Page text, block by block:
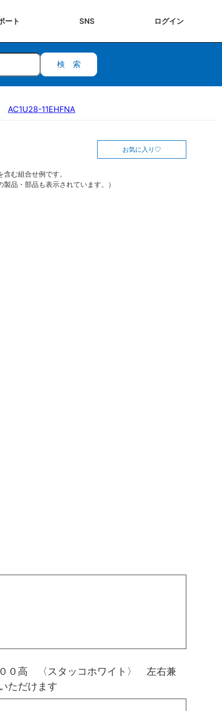
ート SNS ログイン
検索
AC1U28-11EHFNA
お気に入り
む組合せ例です。
製品・部品も表示されています。）
高 〈スタッコホワイト〉 左右兼
ただけます